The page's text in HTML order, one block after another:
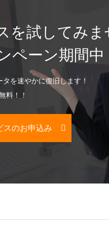
を試してみま
ペーン期間中
を速やかに復旧します！
料！！
スのお申込み